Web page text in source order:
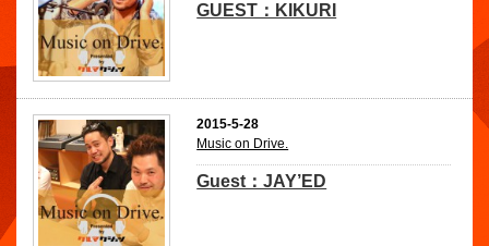
GUEST：KIKURI
2015-5-28
Music on Drive.
Guest：JAY’ED